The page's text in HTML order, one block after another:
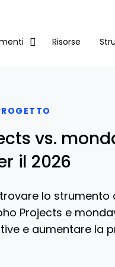
Risorse
vs.
il 2026
lo
Projects e
e aumentare la